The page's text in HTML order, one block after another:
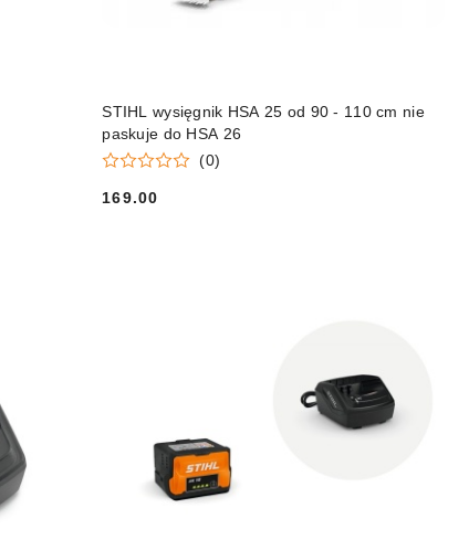
STIHL wysięgnik HSA 25 od 90 - 110 cm nie
paskuje do HSA 26
(0)
Cena:
169.00
DO KOSZYKA